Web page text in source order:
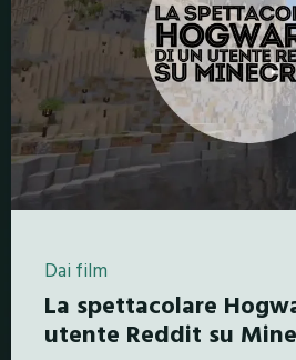
Dai film
La spettacolare
utente Reddit su